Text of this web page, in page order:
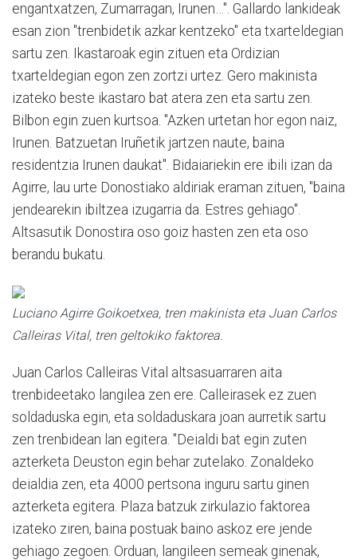
engantxatzen, Zumarragan, Irunen…". Gallardo lankideak
esan zion "trenbidetik azkar kentzeko" eta txarteldegian
sartu zen. Ikastaroak egin zituen eta Ordizian
txarteldegian egon zen zortzi urtez. Gero makinista
izateko beste ikastaro bat atera zen eta sartu zen.
Bilbon egin zuen kurtsoa. "Azken urtetan hor egon naiz,
Irunen. Batzuetan Iruñetik jartzen naute, baina
residentzia Irunen daukat". Bidaiariekin ere ibili izan da
Agirre, lau urte Donostiako aldiriak eraman zituen, "baina
jendearekin ibiltzea izugarria da. Estres gehiago".
Altsasutik Donostira oso goiz hasten zen eta oso
berandu bukatu.
Luciano Agirre Goikoetxea, tren makinista eta Juan Carlos
Calleiras Vital, tren geltokiko faktorea.
Juan Carlos Calleiras Vital altsasuarraren aita
trenbideetako langilea zen ere. Calleirasek ez zuen
soldaduska egin, eta soldaduskara joan aurretik sartu
zen trenbidean lan egitera. "Deialdi bat egin zuten
azterketa Deuston egin behar zutelako. Zonaldeko
deialdia zen, eta 4000 pertsona inguru sartu ginen
azterketa egitera. Plaza batzuk zirkulazio faktorea
izateko ziren, baina postuak baino askoz ere jende
gehiago zegoen. Orduan, langileen semeak ginenak,